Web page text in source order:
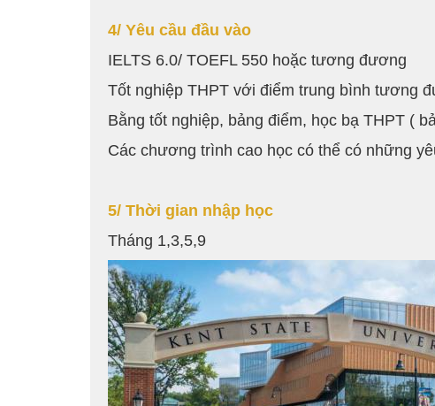
4/ Yêu cầu đầu vào
IELTS 6.0/ TOEFL 550 hoặc tương đương
Tốt nghiệp THPT với điểm trung bình tương
Bằng tốt nghiệp, bảng điểm, học bạ THPT (
Các chương trình cao học có thể có những
5/ Thời gian nhập học
Tháng 1,3,5,9